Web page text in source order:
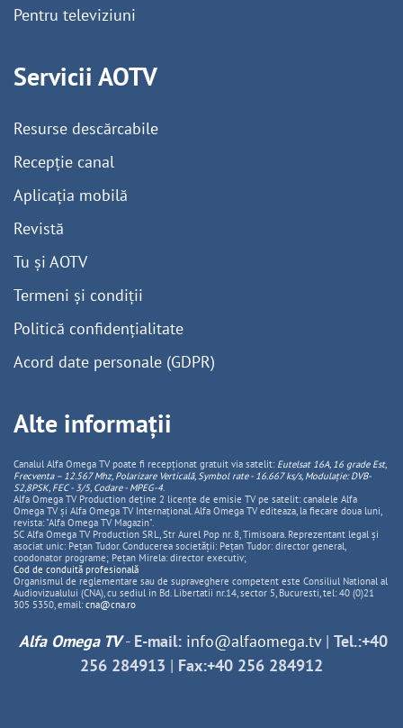
Pentru televiziuni
Servicii AOTV
Resurse descărcabile
Recepție canal
Aplicația mobilă
Revistă
Tu și AOTV
Termeni și condiții
Politică confidențialitate
Acord date personale (GDPR)
Alte informații
Canalul Alfa Omega TV poate fi recepționat gratuit via satelit: Eutelsat 16A, 16 grade Est,
Frecventa – 12.567 Mhz, PolarizareVerticală, Symbol rate - 16.667 ks/s, Modulație: DVB-
S2,8PSK, FEC - 3/5, Codare - MPEG-4.
Alfa Omega TV Production deține 2 licențe de emisie TV pe satelit: canalele Alfa
Omega TV și Alfa Omega TV Internațional. Alfa Omega TV editeaza, la fiecare doua luni,
revista: "Alfa Omega TV Magazin".
SC Alfa Omega TV Production SRL, Str Aurel Pop nr. 8, Timisoara. Reprezentant legal și
asociat unic: Pețan Tudor. Conducerea societății: Pețan Tudor: director general,
coodonator programe; Pețan Mirela: director executiv;
Cod de conduită profesională
Organismul de reglementare sau de supraveghere competent este Consiliul National al
Audiovizualului (CNA), cu sediul in Bd. Libertatii nr.14, sector 5, Bucuresti, tel: 40 (0)21
305 5350, email: cna@cna.ro
Alfa Omega TV- E-mail: info@alfaomega.tv| Tel.:+40
256 284913 | Fax:+40 256 284912